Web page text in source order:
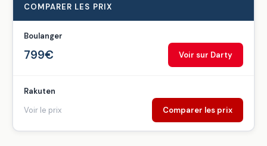
COMPARER LES PRIX
Boulanger
799€ Voir sur Darty
Rakuten
Voir le prix
Comparer les prix